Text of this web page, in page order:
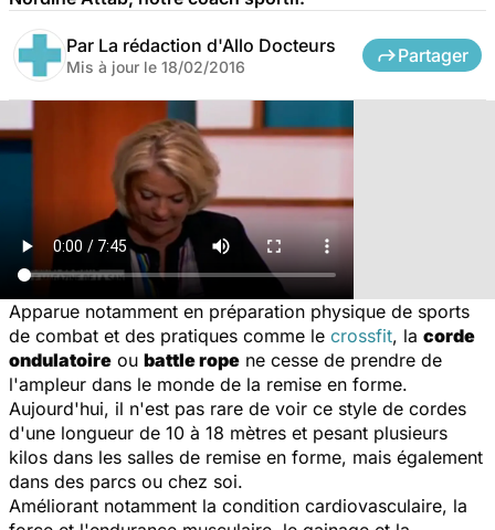
Par La rédaction d'Allo Docteurs
Mis à jour le 18/02/2016
Partager
Apparue notamment en préparation physique de sports
de combat et des pratiques comme le crossfit, la corde
ondulatoire ou battle rope ne cesse de prendre de
l'ampleur dans le monde de la remise en forme.
Aujourd'hui, il n'est pas rare de voir ce style de cordes
d'une longueur de 10 à 18 mètres et pesant plusieurs
kilos dans les salles de remise en forme, mais également
dans des parcs ou chez soi.
Améliorant notamment la condition cardiovasculaire, la